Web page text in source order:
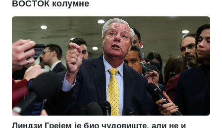
ВОСТОК колумне
Линдзи Грејем је био чудовиште, али не и